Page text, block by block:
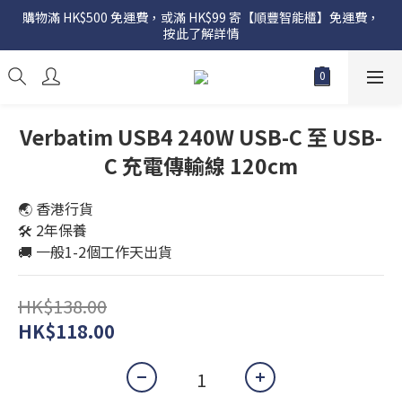
購物滿 HK$500 免運費，或滿 HK$99 寄【順豐智能櫃】免運費，
按此了解詳情
Verbatim USB4 240W USB-C 至 USB-
C 充電傳輸線 120cm
🌏 香港行貨
🛠️ 2年保養
🚚 一般1-2個工作天出貨
HK$138.00
HK$118.00